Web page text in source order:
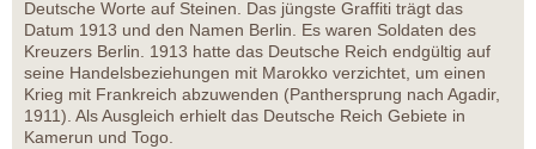
Deutsche Worte auf Steinen. Das jüngste Graffiti trägt das
Datum 1913 und den Namen Berlin. Es waren Soldaten des
Kreuzers Berlin. 1913 hatte das Deutsche Reich endgültig auf
seine Handelsbeziehungen mit Marokko verzichtet, um einen
Krieg mit Frankreich abzuwenden (Panthersprung nach Agadir,
1911). Als Ausgleich erhielt das Deutsche Reich Gebiete in
Kamerun und Togo.